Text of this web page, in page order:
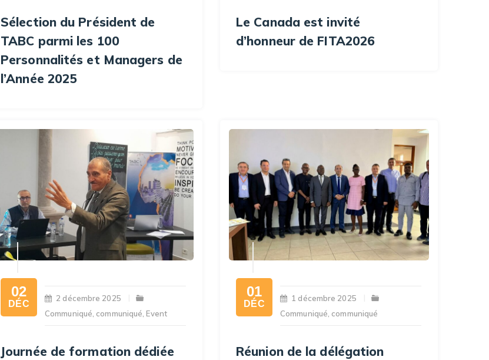
Sélection du Président de
TABC parmi les 100
Personnalités et Managers de
l’Année 2025
Le Canada est invité
d’honneur de FITA2026
02
DÉC
2 décembre 2025
Communiqué, communiqué,Event
Journée de formation dédiée
01
DÉC
1 décembre 2025
Communiqué, communiqué
Réunion de la délégation